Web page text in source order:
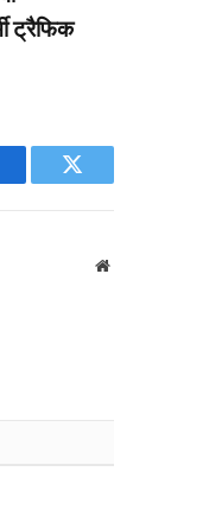
ट्रैफिक
Twitter
Website